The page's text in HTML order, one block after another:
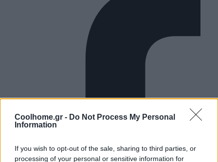
Coolhome.gr - Do Not Process My Personal
Information
If you wish to opt-out of the sale, sharing to third parties, or
processing of your personal or sensitive information for